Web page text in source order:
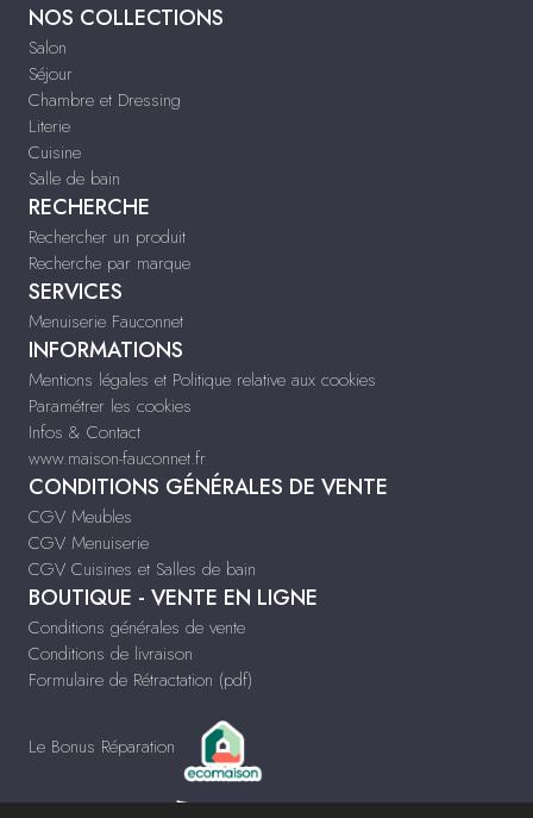
NOS COLLECTIONS
Salon
Séjour
Chambre et Dressing
Literie
Cuisine
Salle de bain
RECHERCHE
Rechercher un produit
Recherche par marque
SERVICES
Menuiserie Fauconnet
INFORMATIONS
Mentions légales et Politique relative aux cookies
Paramétrer les cookies
Infos & Contact
www.maison-fauconnet.fr
CONDITIONS GÉNÉRALES DE VENTE
CGV Meubles
CGV Menuiserie
CGV Cuisines et Salles de bain
BOUTIQUE - VENTE EN LIGNE
Conditions générales de vente
Conditions de livraison
Formulaire de Rétractation (pdf)
Le Bonus Réparation